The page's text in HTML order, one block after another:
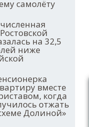
самолёту
на 32,5
ниже
вместе
когда
отжать
Долиной»